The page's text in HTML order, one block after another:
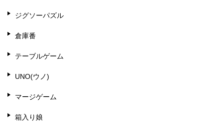
ジグソーパズル
倉庫番
テーブルゲーム
UNO(ウノ)
マージゲーム
箱入り娘